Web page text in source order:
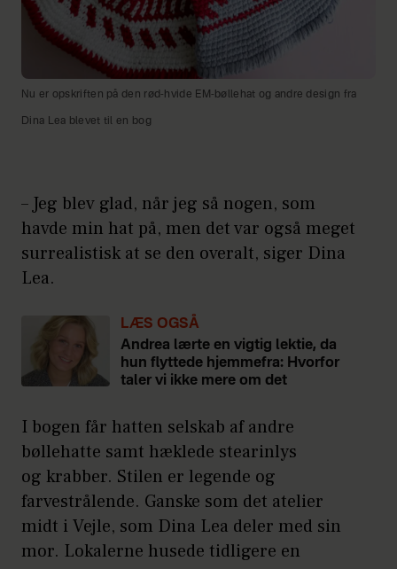
Nu er opskriften på den rød-hvide EM-bøllehat og andre design fra
Dina Lea blevet til en bog
– Jeg blev glad, når jeg så nogen, som
havde min hat på, men det var også meget
surrealistisk at se den overalt, siger Dina
Lea.
LÆS OGSÅ
Andrea lærte en vigtig lektie, da
hun flyttede hjemmefra: Hvorfor
taler vi ikke mere om det
I bogen får hatten selskab af andre
bøllehatte samt hæklede stearinlys
og krabber. Stilen er legende og
farvestrålende. Ganske som det atelier
midt i Vejle, som Dina Lea deler med sin
mor. Lokalerne husede tidligere en